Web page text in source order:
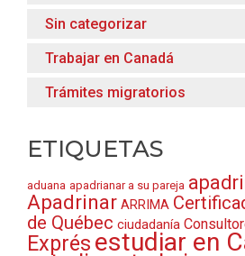
Sin categorizar
Trabajar en Canadá
Trámites migratorios
ETIQUETAS
aduana apadrianar a su pareja
Apadrinar ARRIMA
de Québec ciudadanía
Exprés estudiar en